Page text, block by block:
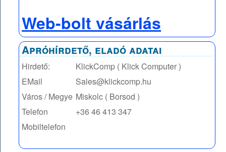
Web-bolt vásárlás
Apróhírdető, eladó adatai
Hirdető:
KlickComp ( Klick Computer )
EMail
Sales@klickcomp.hu
Város / Megye Miskolc ( Borsod )
Telefon
+36 46 413 347
Mobiltelefon